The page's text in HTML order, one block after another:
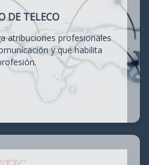
DE TELECO
atribuciones profesionales
y que habilita